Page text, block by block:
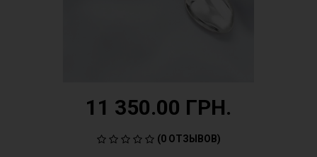
11 350.00 ГРН.
(0 ОТЗЫВОВ)